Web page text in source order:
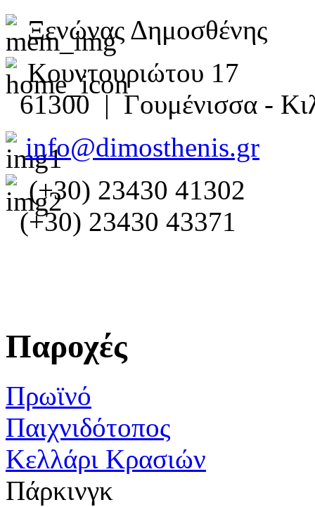
Ξενώνας Δημοσθένης
Κουντουριώτου 17
61300 | Γουμένισσα -
info@dimosthenis.gr
(+30) 23430 41302
(+30) 23430 43371
Παροχές
Πρωϊνό
Παιχνιδότοπος
Κελλάρι Κρασιών
Πάρκινγκ